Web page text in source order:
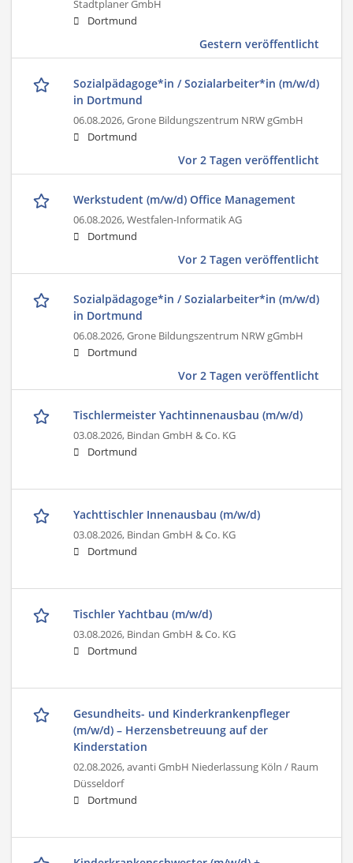
Stadtplaner GmbH
Dortmund
Gestern veröffentlicht
Sozialpädagoge*in / Sozialarbeiter*in (m/w/d)
in Dortmund
06.08.2026,Grone Bildungszentrum NRW gGmbH
Dortmund
Vor 2 Tagen veröffentlicht
Werkstudent (m/w/d) Office Management
06.08.2026,Westfalen-Informatik AG
Dortmund
Vor 2 Tagen veröffentlicht
Sozialpädagoge*in / Sozialarbeiter*in (m/w/d)
in Dortmund
06.08.2026,Grone Bildungszentrum NRW gGmbH
Dortmund
Vor 2 Tagen veröffentlicht
Tischlermeister Yachtinnenausbau (m/w/d)
03.08.2026, Bindan GmbH & Co. KG
Dortmund
Yachttischler Innenausbau (m/w/d)
03.08.2026, Bindan GmbH & Co. KG
Dortmund
Tischler Yachtbau (m/w/d)
03.08.2026, Bindan GmbH & Co. KG
Dortmund
Gesundheits- und Kinderkrankenpfleger
(m/w/d) – Herzensbetreuung auf der
Kinderstation
02.08.2026,avanti GmbH Niederlassung Köln / Raum
Düsseldorf
Dortmund